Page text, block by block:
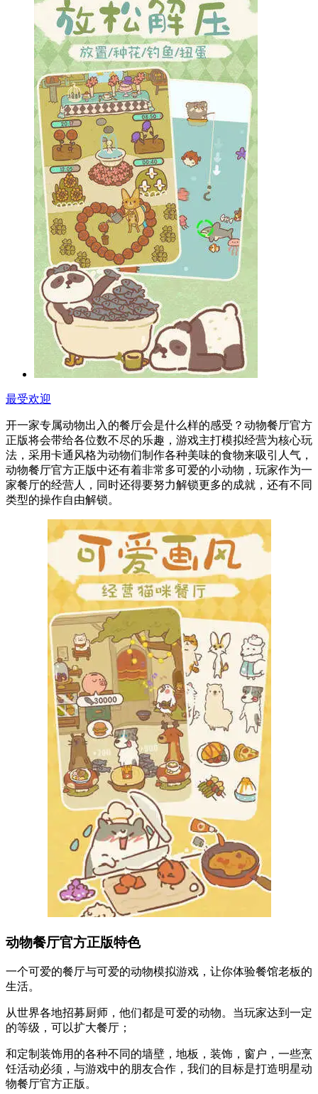
最受欢迎
开一家专属动物出入的餐厅会是什么样的感受？动物餐厅官方
正版将会带给各位数不尽的乐趣，游戏主打模拟经营为核心玩
法，采用卡通风格为动物们制作各种美味的食物来吸引人气，
动物餐厅官方正版中还有着非常多可爱的小动物，玩家作为一
家餐厅的经营人，同时还得要努力解锁更多的成就，还有不同
类型的操作自由解锁。
动物餐厅官方正版特色
一个可爱的餐厅与可爱的动物模拟游戏，让你体验餐馆老板的
生活。
从世界各地招募厨师，他们都是可爱的动物。当玩家达到一定
的等级，可以扩大餐厅；
和定制装饰用的各种不同的墙壁，地板，装饰，窗户，一些烹
饪活动必须，与游戏中的朋友合作，我们的目标是打造明星动
物餐厅官方正版。